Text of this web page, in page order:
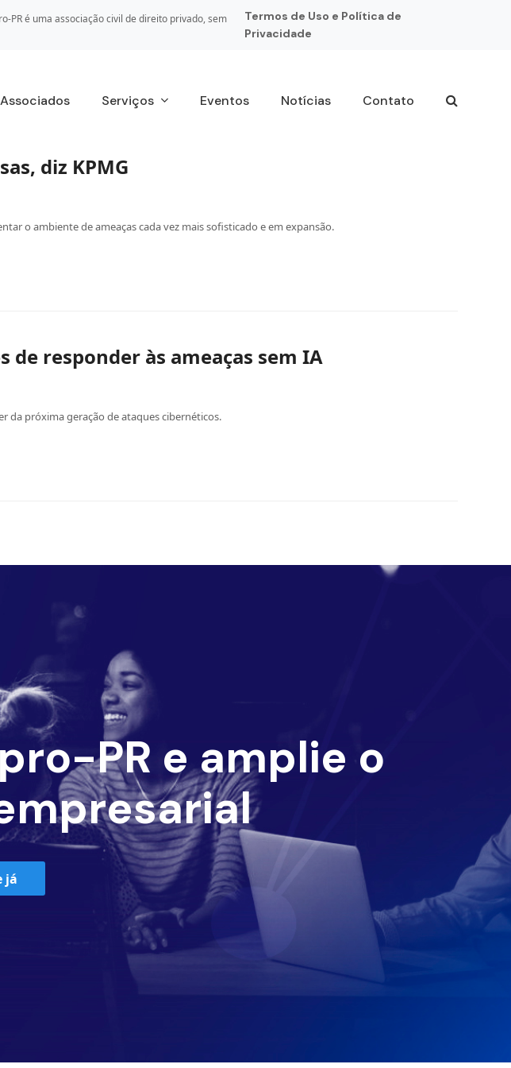
PR é uma associação civil de direito privado, sem
Termos de Uso e Política de
Privacidade
Associados Serviços Eventos Notícias Contato
diz KPMG
o ambiente de ameaças cada vez mais sofisticado e em expansão.
de responder às ameaças sem IA
da próxima geração de ataques cibernéticos.
PR e amplie o
já